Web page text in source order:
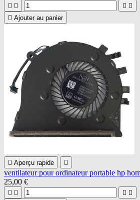
   
 Ajouter au panier
 Aperçu rapide 
ventilateur pour ordinateur portable hp
25,00 €
   